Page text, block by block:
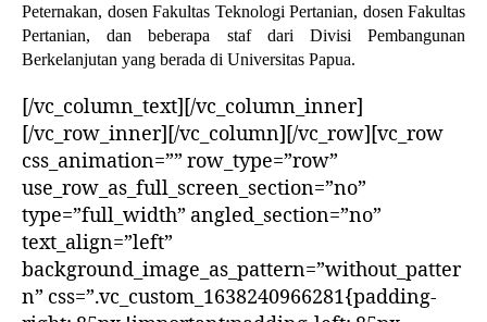
Peternakan, dosen Fakultas Teknologi Pertanian, dosen Fakultas
Pertanian, dan beberapa staf dari Divisi Pembangunan
Berkelanjutan yang berada di Universitas Papua.
[/vc_column_text][/vc_column_inner]
[/vc_row_inner][/vc_column][/vc_row][vc_row
css_animation=”” row_type=”row”
use_row_as_full_screen_section=”no”
type=”full_width” angled_section=”no”
text_align=”left”
background_image_as_pattern=”without_patter
n” css=”.vc_custom_1638240966281{padding-